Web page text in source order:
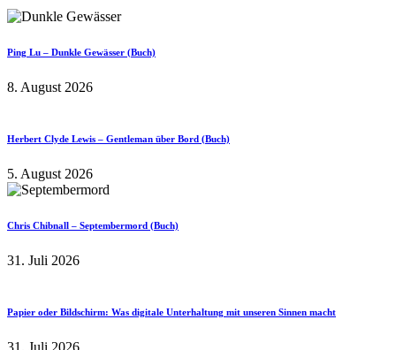
Ping Lu – Dunkle Gewässer (Buch)
8. August 2026
Herbert Clyde Lewis – Gentleman über Bord (Buch)
5. August 2026
Chris Chibnall – Septembermord (Buch)
31. Juli 2026
Papier oder Bildschirm: Was digitale Unterhaltung mit unseren Sinnen macht
31. Juli 2026